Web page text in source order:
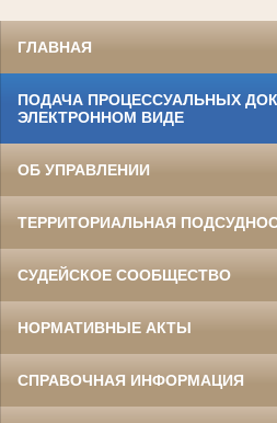
ГЛАВНАЯ
ПОДАЧА ПРОЦЕССУАЛЬНЫХ
ЭЛЕКТРОННОМ ВИДЕ
ОБ УПРАВЛЕНИИ
ТЕРРИТОРИАЛЬНАЯ
СУДЕЙСКОЕ СООБЩЕСТВО
НОРМАТИВНЫЕ АКТЫ
СПРАВОЧНАЯ ИНФОРМАЦИЯ